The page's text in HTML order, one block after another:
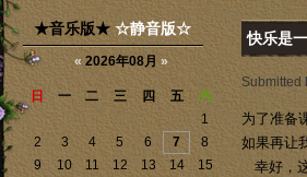
快乐是
Submitted
为了准备
如果再让
幸好，
★音乐版★ ☆静音版☆
« 2026年08月 »
日 一 二 三 四 五
六
1
2
3 4 5 6 7
8
9
10 11 12 13 14
15